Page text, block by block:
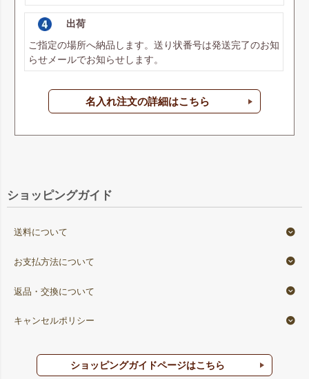
出荷
ご指定の場所へ納品します。送り状番号は発送完了のお知
らせメールでお知らせします。
名入れ注文の詳細はこちら
ショッピングガイド
送料について
お支払方法について
返品・交換について
キャンセルポリシー
ショッピングガイドページはこちら